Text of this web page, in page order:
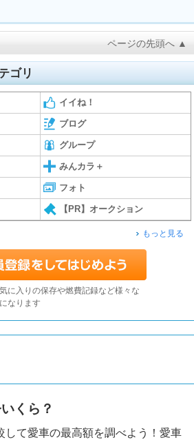
ページの先頭へ ▲
ゴリ
イイね！
ブログ
グループ
みんカラ＋
フォト
【PR】オークション
もっと見る
に入りの保存や燃費記録など様々な
なります
くら？
して愛車の最高額を調べよう！愛車